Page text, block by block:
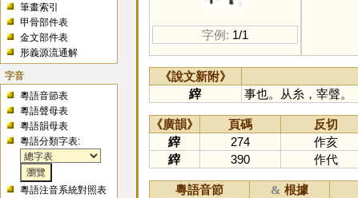
筆畫索引
甲骨部件表
金文部件表
形義源流通解
字音
粵語音節表
粵語聲母表
粵語韻母表
粵語分類字表:
粵語注音系統對照表
字例: 1/1
《說文新附》
縡
事也。从糸，宰聲。
《廣韻》 頁碼 反切
縡
274
作亥
縡
390 作代
粵語音節 & 根據